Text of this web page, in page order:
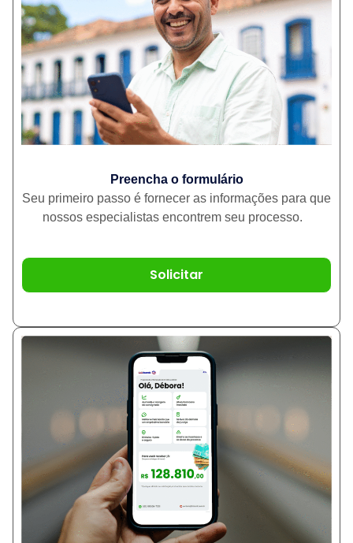
Preencha o formulário
Seu primeiro passo é fornecer as informações para que
nossos especialistas encontrem seu processo.
Solicitar